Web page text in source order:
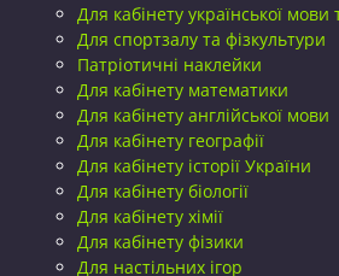
Для кабінету української мови
Для спортзалу та фізкультури
Патріотичні наклейки
Для кабінету математики
Для кабінету англійської мови
Для кабінету географії
Для кабінету історії України
Для кабінету біології
Для кабінету хімії
Для кабінету фізики
Для настільних ігор